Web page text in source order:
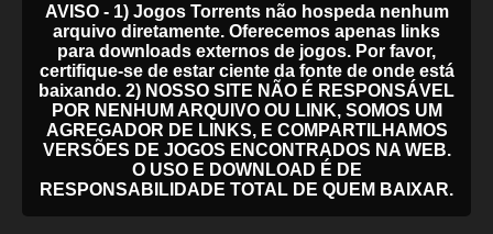
AVISO - 1) Jogos Torrents não hospeda nenhum
arquivo diretamente. Oferecemos apenas links
para downloads externos de jogos. Por favor,
certifique-se de estar ciente da fonte de onde está
baixando. 2) NOSSO SITE NÃO É RESPONSÁVEL
POR NENHUM ARQUIVO OU LINK, SOMOS UM
AGREGADOR DE LINKS, E COMPARTILHAMOS
VERSÕES DE JOGOS ENCONTRADOS NA WEB.
O USO E DOWNLOAD É DE
RESPONSABILIDADE TOTAL DE QUEM BAIXAR.